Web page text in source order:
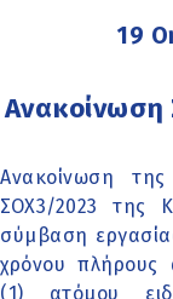
19
Ανακοίνωση
ΣΟΧ3/2023 της
σύμβαση
χρόνου πλήρους
(1) ατόμου